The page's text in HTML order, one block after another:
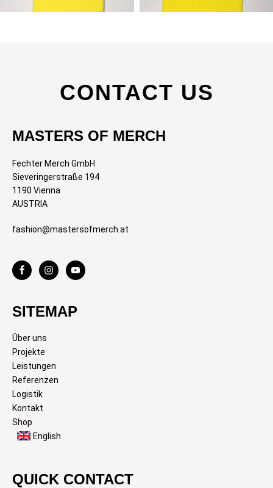
CONTACT US
MASTERS OF MERCH
Fechter Merch GmbH
Sieveringerstraße 194
1190 Vienna
AUSTRIA
fashion@mastersofmerch.at
SITEMAP
Über uns
Projekte
Leistungen
Referenzen
Logistik
Kontakt
Shop
English
QUICK CONTACT